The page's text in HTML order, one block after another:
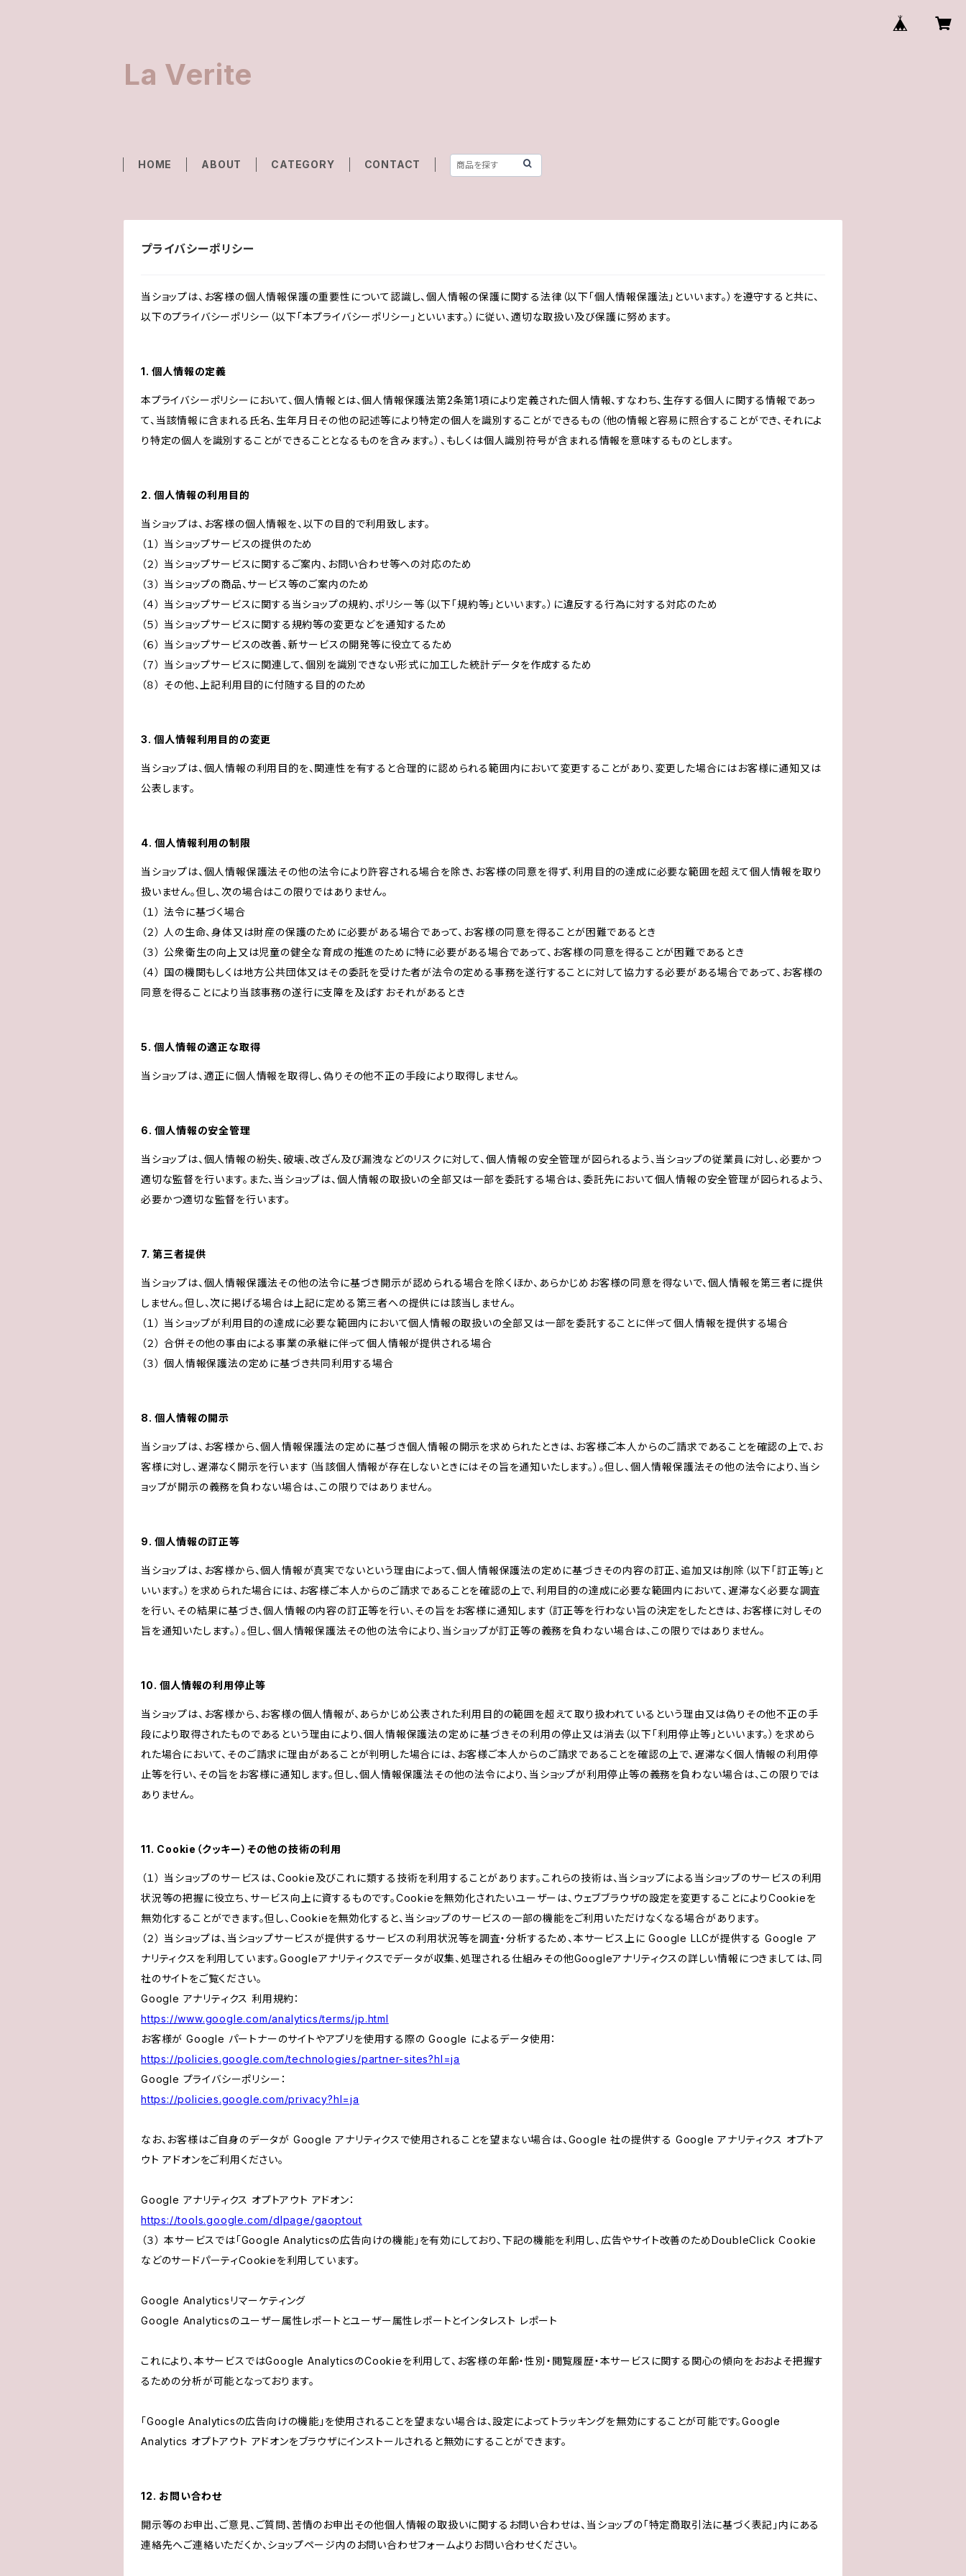
La Verite
HOME ABOUT CATEGORY CONTACT
プライバシーポリシー
当ショップは、お客様の個人情報保護の重要性について認識し、個人情報の保護に関する法律（以下「個人情報保護法」といいます。）を遵守すると共に、
以下のプライバシーポリシー（以下「本プライバシーポリシー」といいます。）に従い、適切な取扱い及び保護に努めます。
1. 個人情報の定義
本プライバシーポリシーにおいて、個人情報とは、個人情報保護法第2条第1項により定義された個人情報、すなわち、生存する個人に関する情報であっ
て、当該情報に含まれる氏名、生年月日その他の記述等により特定の個人を識別することができるもの（他の情報と容易に照合することができ、それによ
り特定の個人を識別することができることとなるものを含みます。）、もしくは個人識別符号が含まれる情報を意味するものとします。
2. 個人情報の利用目的
当ショップは、お客様の個人情報を、以下の目的で利用致します。
（１） 当ショップサービスの提供のため
（２） 当ショップサービスに関するご案内、お問い合わせ等への対応のため
（３） 当ショップの商品、サービス等のご案内のため
（４） 当ショップサービスに関する当ショップの規約、ポリシー等（以下「規約等」といいます。）に違反する行為に対する対応のため
（５） 当ショップサービスに関する規約等の変更などを通知するため
（６） 当ショップサービスの改善、新サービスの開発等に役立てるため
（７） 当ショップサービスに関連して、個別を識別できない形式に加工した統計データを作成するため
（８） その他、上記利用目的に付随する目的のため
3. 個人情報利用目的の変更
当ショップは、個人情報の利用目的を、関連性を有すると合理的に認められる範囲内において変更することがあり、変更した場合にはお客様に通知又は
公表します。
4. 個人情報利用の制限
当ショップは、個人情報保護法その他の法令により許容される場合を除き、お客様の同意を得ず、利用目的の達成に必要な範囲を超えて個人情報を取り
扱いません。但し、次の場合はこの限りではありません。
（１） 法令に基づく場合
（２） 人の生命、身体又は財産の保護のために必要がある場合であって、お客様の同意を得ることが困難であるとき
（３） 公衆衛生の向上又は児童の健全な育成の推進のために特に必要がある場合であって、お客様の同意を得ることが困難であるとき
（４） 国の機関もしくは地方公共団体又はその委託を受けた者が法令の定める事務を遂行することに対して協力する必要がある場合であって、お客様の
同意を得ることにより当該事務の遂行に支障を及ぼすおそれがあるとき
5. 個人情報の適正な取得
当ショップは、適正に個人情報を取得し、偽りその他不正の手段により取得しません。
6. 個人情報の安全管理
当ショップは、個人情報の紛失、破壊、改ざん及び漏洩などのリスクに対して、個人情報の安全管理が図られるよう、当ショップの従業員に対し、必要かつ
適切な監督を行います。また、当ショップは、個人情報の取扱いの全部又は一部を委託する場合は、委託先において個人情報の安全管理が図られるよう、
必要かつ適切な監督を行います。
7. 第三者提供
当ショップは、個人情報保護法その他の法令に基づき開示が認められる場合を除くほか、あらかじめお客様の同意を得ないで、個人情報を第三者に提供
しません。但し、次に掲げる場合は上記に定める第三者への提供には該当しません。
（１） 当ショップが利用目的の達成に必要な範囲内において個人情報の取扱いの全部又は一部を委託することに伴って個人情報を提供する場合
（２） 合併その他の事由による事業の承継に伴って個人情報が提供される場合
（３） 個人情報保護法の定めに基づき共同利用する場合
8. 個人情報の開示
当ショップは、お客様から、個人情報保護法の定めに基づき個人情報の開示を求められたときは、お客様ご本人からのご請求であることを確認の上で、お
客様に対し、遅滞なく開示を行います（当該個人情報が存在しないときにはその旨を通知いたします。）。但し、個人情報保護法その他の法令により、当シ
ョップが開示の義務を負わない場合は、この限りではありません。
9. 個人情報の訂正等
当ショップは、お客様から、個人情報が真実でないという理由によって、個人情報保護法の定めに基づきその内容の訂正、追加又は削除（以下「訂正等」と
いいます。）を求められた場合には、お客様ご本人からのご請求であることを確認の上で、利用目的の達成に必要な範囲内において、遅滞なく必要な調査
を行い、その結果に基づき、個人情報の内容の訂正等を行い、その旨をお客様に通知します（訂正等を行わない旨の決定をしたときは、お客様に対しその
旨を通知いたします。）。但し、個人情報保護法その他の法令により、当ショップが訂正等の義務を負わない場合は、この限りではありません。
10. 個人情報の利用停止等
当ショップは、お客様から、お客様の個人情報が、あらかじめ公表された利用目的の範囲を超えて取り扱われているという理由又は偽りその他不正の手
段により取得されたものであるという理由により、個人情報保護法の定めに基づきその利用の停止又は消去（以下「利用停止等」といいます。）を求めら
れた場合において、そのご請求に理由があることが判明した場合には、お客様ご本人からのご請求であることを確認の上で、遅滞なく個人情報の利用停
止等を行い、その旨をお客様に通知します。但し、個人情報保護法その他の法令により、当ショップが利用停止等の義務を負わない場合は、この限りでは
ありません。
11. Cookie（クッキー）その他の技術の利用
（１） 当ショップのサービスは、Cookie及びこれに類する技術を利用することがあります。これらの技術は、当ショップによる当ショップのサービスの利用
状況等の把握に役立ち、サービス向上に資するものです。Cookieを無効化されたいユーザーは、ウェブブラウザの設定を変更することによりCookieを
無効化することができます。但し、Cookieを無効化すると、当ショップのサービスの一部の機能をご利用いただけなくなる場合があります。
（２） 当ショップは、当ショップサービスが提供するサービスの利用状況等を調査・分析するため、本サービス上に Google LLCが提供する Google ア
ナリティクスを利用しています。Googleアナリティクスでデータが収集、処理される仕組みその他Googleアナリティクスの詳しい情報につきましては、同
社のサイトをご覧ください。
Google アナリティクス 利用規約：
https://www.google.com/analytics/terms/jp.html
お客様が Google パートナーのサイトやアプリを使用する際の Google によるデータ使用：
https://policies.google.com/technologies/partner-sites?hl=ja
Google プライバシーポリシー：
https://policies.google.com/privacy?hl=ja
なお、お客様はご自身のデータが Google アナリティクスで使用されることを望まない場合は、Google 社の提供する Google アナリティクス オプトア
ウト アドオンをご利用ください。
Google アナリティクス オプトアウト アドオン：
https://tools.google.com/dlpage/gaoptout
（３） 本サービスでは「Google Analyticsの広告向けの機能」を有効にしており、下記の機能を利用し、広告やサイト改善のためDoubleClick Cookie
などのサードパーティCookieを利用しています。
Google Analyticsリマーケティング
Google Analyticsのユーザー属性レポートとユーザー属性レポートとインタレスト レポート
これにより、本サービスではGoogle AnalyticsのCookieを利用して、お客様の年齢・性別・閲覧履歴・本サービスに関する関心の傾向をおおよそ把握す
るための分析が可能となっております。
「Google Analyticsの広告向けの機能」を使用されることを望まない場合は、設定によってトラッキングを無効にすることが可能です。Google
Analytics オプトアウト アドオンをブラウザにインストールされると無効にすることができます。
12. お問い合わせ
開示等のお申出、ご意見、ご質問、苦情のお申出その他個人情報の取扱いに関するお問い合わせは、当ショップの「特定商取引法に基づく表記」内にある
連絡先へご連絡いただくか、ショップページ内のお問い合わせフォームよりお問い合わせください。